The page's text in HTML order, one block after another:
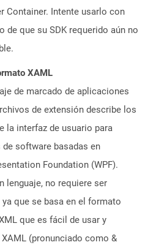
Container. Intente usarlo con
de que su SDK requerido aún no
XAML
de marcado de aplicaciones
de extensión describe los
la interfaz de usuario para
software basadas en
Foundation (WPF).
lenguaje, no requiere ser
ya que se basa en el formato
que es fácil de usar y
(pronunciado como &